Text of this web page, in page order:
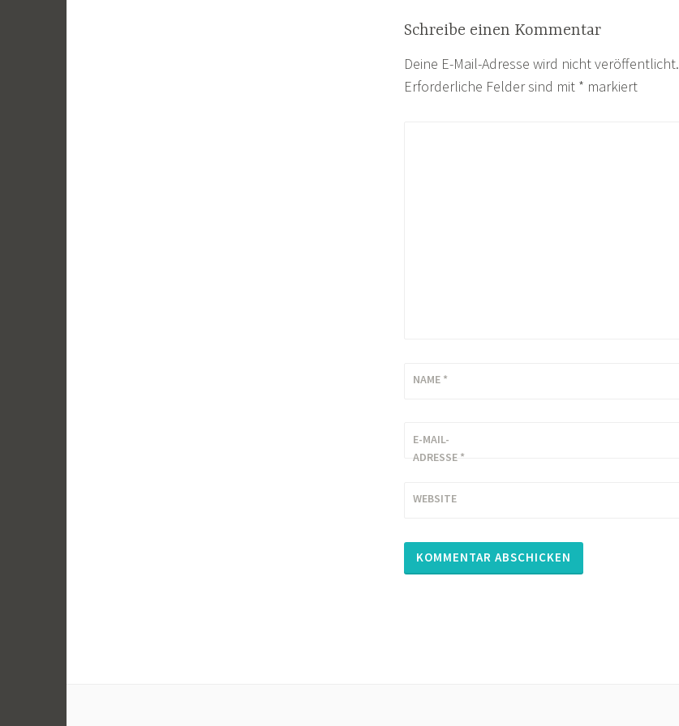
Schreibe einen Kommentar
Deine E-Mail-Adresse wird nicht veröffentlicht.
Erforderliche Felder sind mit * markiert
NAME *
E-MAIL-
ADRESSE *
WEBSITE